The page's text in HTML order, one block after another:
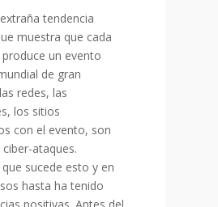
tendencia
muestra que cada
un evento
de gran
redes, las
los sitios
con el evento, son
ataques.
sucede esto y en
hasta ha tenido
positivas. Antes del